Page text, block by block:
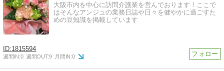
大阪市内を中心に訪問介護業を営んでおります！ここで
はそんなアンジュの業務日誌や日々を健やかに過ごすた
めの豆知識を掲載しています
1815594
週間IN:0 週間OUT:9 月間IN:0